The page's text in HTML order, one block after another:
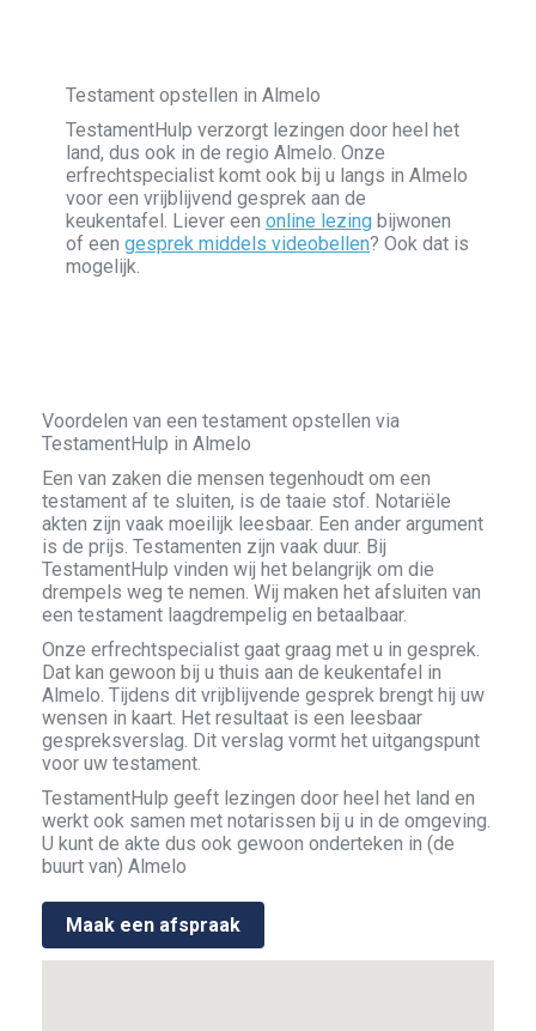
Testament opstellen in Almelo
TestamentHulp verzorgt lezingen door heel het
land, dus ook in de regio Almelo. Onze
erfrechtspecialist komt ook bij u langs in Almelo
voor een vrijblijvend gesprek aan de
keukentafel. Liever een online lezing bijwonen
of een gesprek middels videobellen? Ook dat is
mogelijk.
Voordelen van een testament opstellen via
TestamentHulp in Almelo
Een van zaken die mensen tegenhoudt om een
testament af te sluiten, is de taaie stof. Notariële
akten zijn vaak moeilijk leesbaar. Een ander argument
is de prijs. Testamenten zijn vaak duur. Bij
TestamentHulp vinden wij het belangrijk om die
drempels weg te nemen. Wij maken het afsluiten van
een testament laagdrempelig en betaalbaar.
Onze erfrechtspecialist gaat graag met u in gesprek.
Dat kan gewoon bij u thuis aan de keukentafel in
Almelo. Tijdens dit vrijblijvende gesprek brengt hij uw
wensen in kaart. Het resultaat is een leesbaar
gespreksverslag. Dit verslag vormt het uitgangspunt
voor uw testament.
TestamentHulp geeft lezingen door heel het land en
werkt ook samen met notarissen bij u in de omgeving.
U kunt de akte dus ook gewoon onderteken in (de
buurt van) Almelo
Maak een afspraak